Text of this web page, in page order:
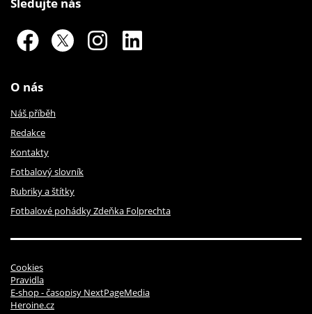
Sledujte nás
O nás
Náš příběh
Redakce
Kontakty
Fotbalový slovník
Rubriky a štítky
Fotbalové pohádky Zdeňka Folprechta
Cookies
Pravidla
E-shop - časopisy NextPageMedia
Heroine.cz